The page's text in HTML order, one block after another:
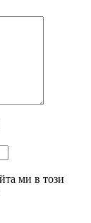
ми в този